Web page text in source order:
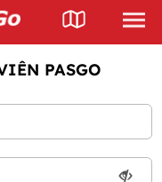
PASGO